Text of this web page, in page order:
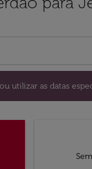
utilizar as datas